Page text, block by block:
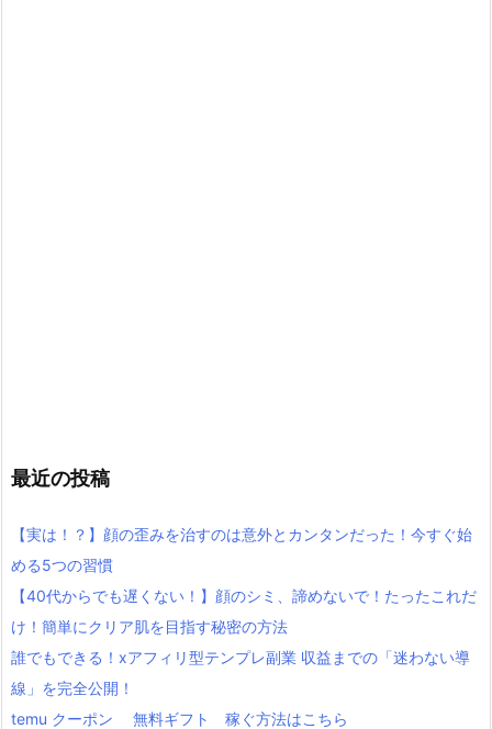
最近の投稿
【実は！？】顔の歪みを治すのは意外とカンタンだった！今すぐ始
める5つの習慣
【40代からでも遅くない！】顔のシミ、諦めないで！たったこれだ
け！簡単にクリア肌を目指す秘密の方法
誰でもできる！xアフィリ型テンプレ副業 収益までの「迷わない導
線」を完全公開！
temu クーポン 無料ギフト 稼ぐ方法はこちら